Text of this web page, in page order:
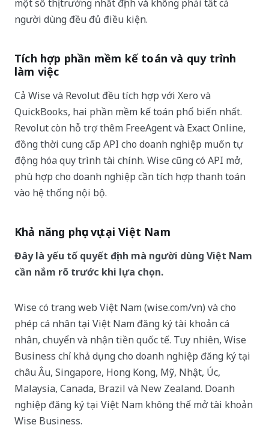
một số thị trường nhất định và không phải tất cả
người dùng đều đủ điều kiện.
Tích hợp phần mềm kế toán và quy trình
làm việc
Cả Wise và Revolut đều tích hợp với Xero và
QuickBooks, hai phần mềm kế toán phổ biến nhất.
Revolut còn hỗ trợ thêm FreeAgent và Exact Online,
đồng thời cung cấp API cho doanh nghiệp muốn tự
động hóa quy trình tài chính. Wise cũng có API mở,
phù hợp cho doanh nghiệp cần tích hợp thanh toán
vào hệ thống nội bộ.
Khả năng phục vụ tại Việt Nam
Đây là yếu tố quyết định mà người dùng Việt Nam
cần nắm rõ trước khi lựa chọn.
Wise có trang web Việt Nam (wise.com/vn) và cho
phép cá nhân tại Việt Nam đăng ký tài khoản cá
nhân, chuyển và nhận tiền quốc tế. Tuy nhiên, Wise
Business chỉ khả dụng cho doanh nghiệp đăng ký tại
châu Âu, Singapore, Hong Kong, Mỹ, Nhật, Úc,
Malaysia, Canada, Brazil và New Zealand. Doanh
nghiệp đăng ký tại Việt Nam không thể mở tài khoản
Wise Business.